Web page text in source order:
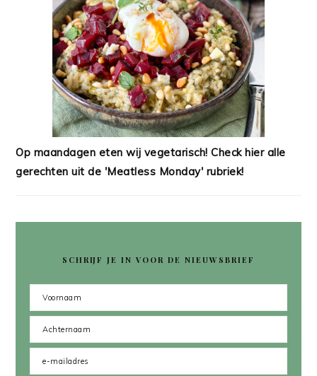
Op maandagen eten wij vegetarisch! Check hier alle
gerechten uit de 'Meatless Monday' rubriek!
SCHRIJF JE IN VOOR DE NIEUWSBRIEF